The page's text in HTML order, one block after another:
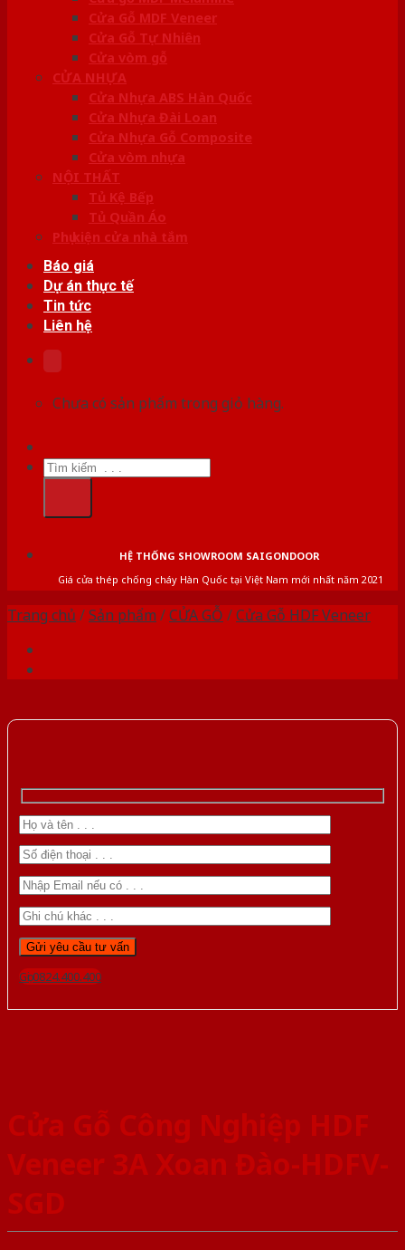
Cửa Gỗ MDF Veneer
Cửa Gỗ Tự Nhiên
Cửa vòm gỗ
CỬA NHỰA
Cửa Nhựa ABS Hàn Quốc
Cửa Nhựa Đài Loan
Cửa Nhựa Gỗ Composite
Cửa vòm nhựa
NỘI THẤT
Tủ Kệ Bếp
Tủ Quần Áo
Phụ kiện cửa nhà tắm
Báo giá
Dự án thực tế
Tin tức
Liên hệ
Chưa có sản phẩm trong giỏ hàng.
Tìm
kiếm:
HỆ THỐNG SHOWROOM SAIGONDOOR
Giá cửa thép chống cháy Hàn Quốc tại Việt Nam mới nhất năm 2021
Trang chủ /Sản phẩm /CỬA GỖ /Cửa Gỗ HDF Veneer
Gọi 0824.400.400
Cửa Gỗ Công Nghiệp HDF
Veneer 3A Xoan Đào-HDFV-
SGD